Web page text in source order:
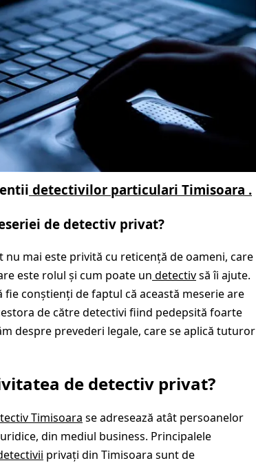
detectivilor particulari Timisoara .
de detectiv privat?
nu mai este privită cu reticență de oameni, care
este rolul și cum poate un detectivsă îi ajute.
fie conștienți de faptul că această meserie are
de către detectivi fiind pedepsită foarte
despre prevederi legale, care se aplică tuturor
de detectiv privat?
Timisoara se adresează atât persoanelor
din mediul business. Principalele
privați din Timisoara sunt de